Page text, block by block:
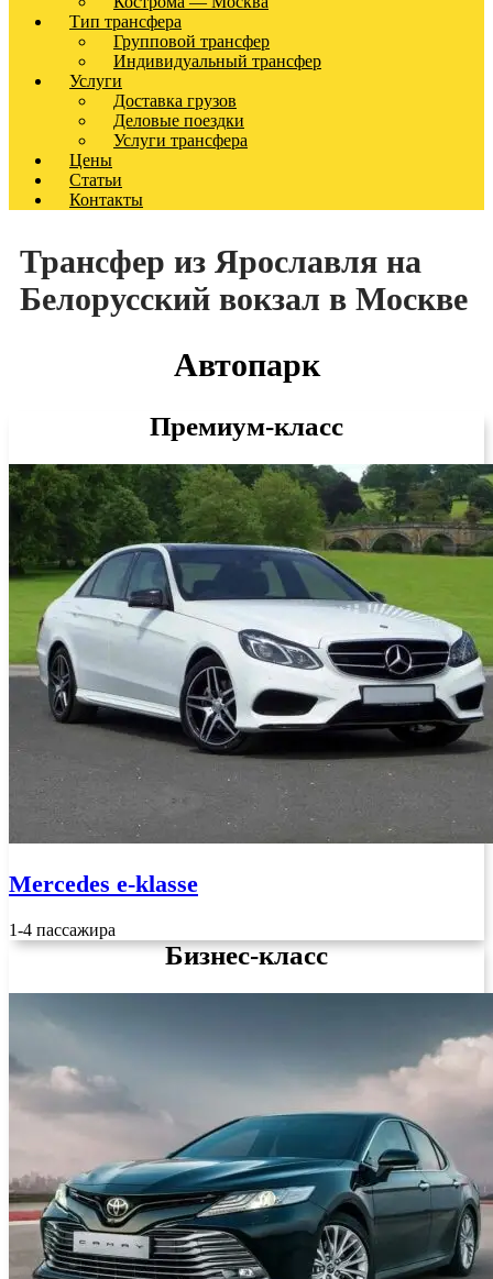
Тип трансфера
Групповой трансфер
Индивидуальный трансфер
Услуги
Доставка грузов
Деловые поездки
Услуги трансфера
Цены
Статьи
Контакты
Трансфер из Ярославля на
Белорусский вокзал в Москве
Автопарк
Премиум-класс
Mercedes e-klasse
1-4 пассажира
Бизнес-класс